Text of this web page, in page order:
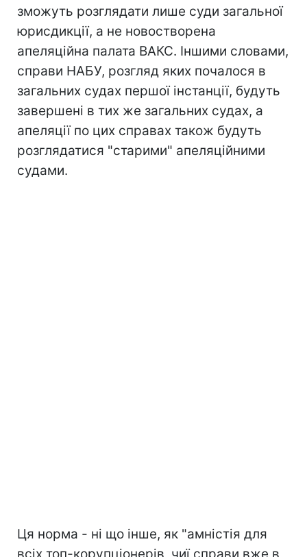
зможуть розглядати лише суди загальної
юрисдикції, а не новостворена
апеляційна палата ВАКС. Іншими словами,
справи НАБУ, розгляд яких почалося в
загальних судах першої інстанції, будуть
завершені в тих же загальних судах, а
апеляції по цих справах також будуть
розглядатися "старими" апеляційними
судами.
Ця норма - ні що інше, як "амністія для
всіх топ-корупціонерів, чиї справи вже в